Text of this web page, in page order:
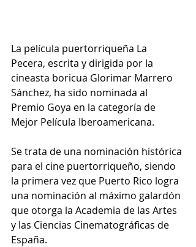
La película puertorriqueña La
Pecera, escrita y dirigida por la
cineasta boricua Glorimar Marrero
Sánchez, ha sido nominada al
Premio Goya en la categoría de
Mejor Película Iberoamericana.
Se trata de una nominación histórica
para el cine puertorriqueño, siendo
la primera vez que Puerto Rico logra
una nominación al máximo galardón
que otorga la Academia de las Artes
y las Ciencias Cinematográficas de
España.